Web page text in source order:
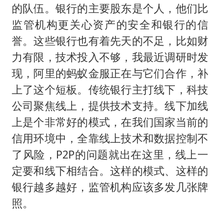
的队伍。银行的主要股东是个人，他们比
监管机构更关心资产的安全和银行的信
誉。这些银行也有着先天的不足，比如财
力有限，技术投入不够，我最近调研时发
现，阿里的蚂蚁金服正在与它们合作，补
上了这个短板。传统银行主打线下，科技
公司聚焦线上，提供技术支持。线下加线
上是个非常好的模式，在我们国家当前的
信用环境中，全靠线上技术和数据控制不
了风险，P2P的问题就出在这里，线上一
定要和线下相结合。这样的模式、这样的
银行越多越好，监管机构应该多发几张牌
照。